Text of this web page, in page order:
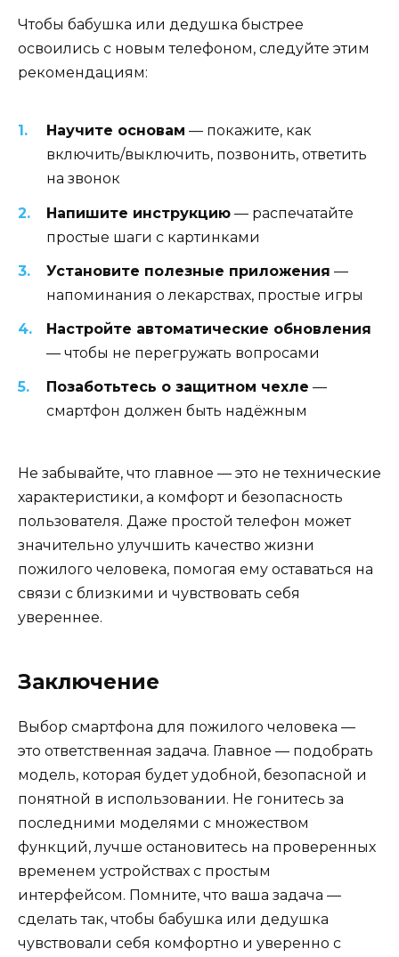
Чтобы бабушка или дедушка быстрее
освоились с новым телефоном, следуйте этим
рекомендациям:
Научите основам — покажите, как
включить/выключить, позвонить, ответить
на звонок
Напишите инструкцию — распечатайте
простые шаги с картинками
Установите полезные приложения —
напоминания о лекарствах, простые игры
Настройте автоматические обновления
— чтобы не перегружать вопросами
Позаботьтесь о защитном чехле —
смартфон должен быть надёжным
Не забывайте, что главное — это не технические
характеристики, а комфорт и безопасность
пользователя. Даже простой телефон может
значительно улучшить качество жизни
пожилого человека, помогая ему оставаться на
связи с близкими и чувствовать себя
увереннее.
Заключение
Выбор смартфона для пожилого человека —
это ответственная задача. Главное — подобрать
модель, которая будет удобной, безопасной и
понятной в использовании. Не гонитесь за
последними моделями с множеством
функций, лучше остановитесь на проверенных
временем устройствах с простым
интерфейсом. Помните, что ваша задача —
сделать так, чтобы бабушка или дедушка
чувствовали себя комфортно и уверенно с